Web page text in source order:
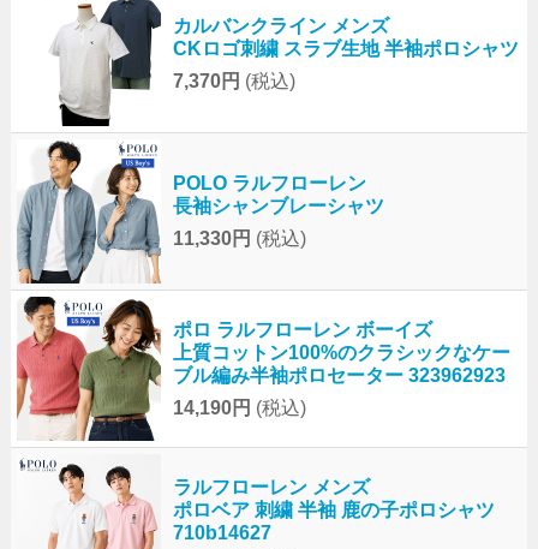
カルバンクライン メンズ
CKロゴ刺繍 スラブ生地 半袖ポロシャツ
7,370円 (税込)
POLO ラルフローレン
長袖シャンブレーシャツ
11,330円 (税込)
ポロ ラルフローレン ボーイズ
上質コットン100%のクラシックなケー
ブル編み半袖ポロセーター 323962923
14,190円 (税込)
ラルフローレン メンズ
ポロベア 刺繍 半袖 鹿の子ポロシャツ
710b14627